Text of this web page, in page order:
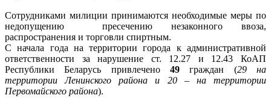
Сотрудниками милиции принимаются необходимые меры по
недопущению пресечению незаконного ввоза,
распространения и торговли спиртным.
С начала года на территории города к административной
ответственности за нарушение ст. 12.27 и 12.43 КоАП
Республики Беларусь привлечено 49 граждан (29 на
территории Ленинского района и 20 – на территории
Первомайского района).